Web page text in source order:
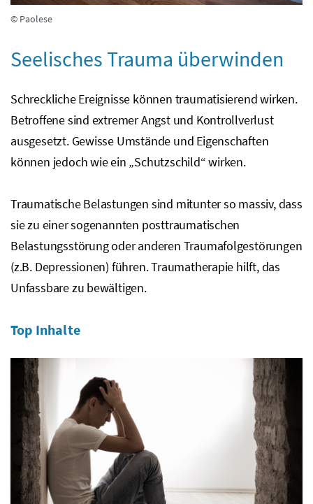
© Paolese
Seelisches Trauma überwinden
Schreckliche Ereignisse können traumatisierend wirken.
Betroffene sind extremer Angst und Kontrollverlust
ausgesetzt. Gewisse Umstände und Eigenschaften
können jedoch wie ein „Schutzschild“ wirken.
Traumatische Belastungen sind mitunter so massiv, dass
sie zu einer sogenannten posttraumatischen
Belastungsstörung oder anderen Traumafolgestörungen
(z.B.Depressionen) führen. Traumatherapie hilft, das
Unfassbare zu bewältigen.
Top Inhalte